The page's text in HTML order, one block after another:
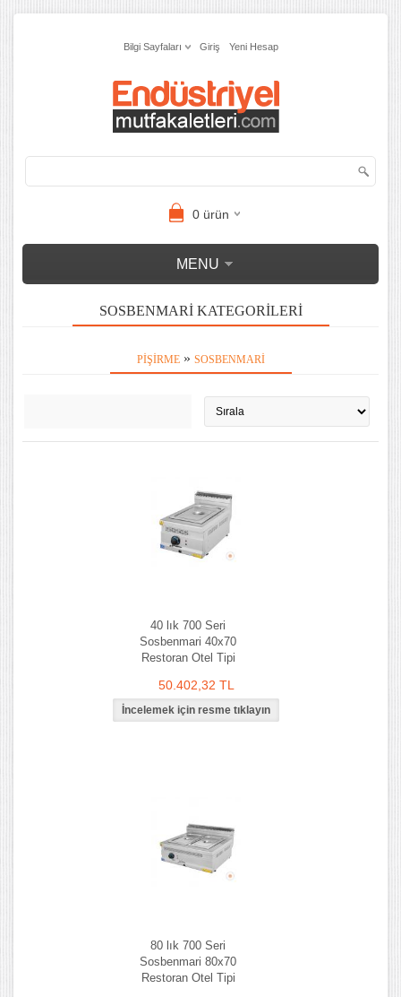
Bilgi Sayfaları Giriş Yeni Hesap
0ürün
MENU
SOSBENMARI KATEGORILERI
PIŞIRME» SOSBENMARI
40 lık 700 Seri
Sosbenmari 40x70
Restoran Otel Tipi
50.402,32 TL
80 lık 700 Seri
Sosbenmari 80x70
Restoran Otel Tipi